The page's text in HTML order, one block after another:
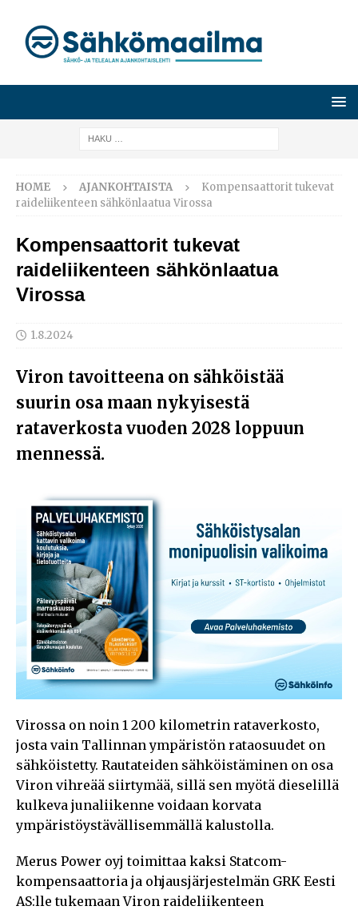
HOME AJANKOHTAISTA
Kompensaattorit tukevat
raideliikenteen sähkönlaatua Virossa
Kompensaattorit tukevat
raideliikenteen sähkönlaatua
Virossa
1.8.2024
Viron tavoitteena on sähköistää
suurin osa maan nykyisestä
rataverkosta vuoden 2028 loppuun
mennessä.
Virossa on noin 1 200 kilometrin rataverkosto,
josta vain Tallinnan ympäristön rataosuudet on
sähköistetty. Rautateiden sähköistäminen on osa
Viron vihreää siirtymää, sillä sen myötä dieselillä
kulkeva junaliikenne voidaan korvata
ympäristöystävällisemmällä kalustolla.
Merus Power oyj toimittaa kaksi Statcom-
kompensaattoria ja ohjausjärjestelmän GRK Eesti
AS:lle tukemaan Viron raideliikenteen